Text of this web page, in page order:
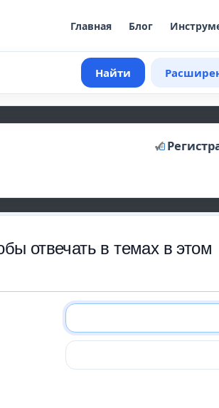
Главная Блог
Найти
отвечать в темах в этом